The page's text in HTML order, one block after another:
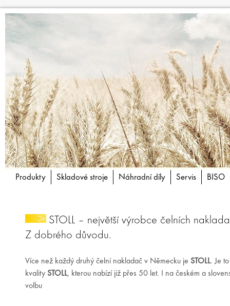
Produkty Skladové stroje Náhradní díly Servis BISO
STOLL – největší výrobce čelních
Z dobrého důvodu.
Více než každý druhý čelní nakladač v Německu je STOLL. Je
kvality STOLL, kterou nabízí již přes 50 let. I na českém a
volbu